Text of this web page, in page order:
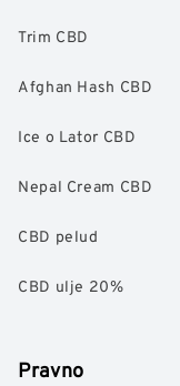
Trim CBD
Afghan Hash CBD
Ice o Lator CBD
Nepal Cream CBD
CBD pelud
CBD ulje 20%
Pravno